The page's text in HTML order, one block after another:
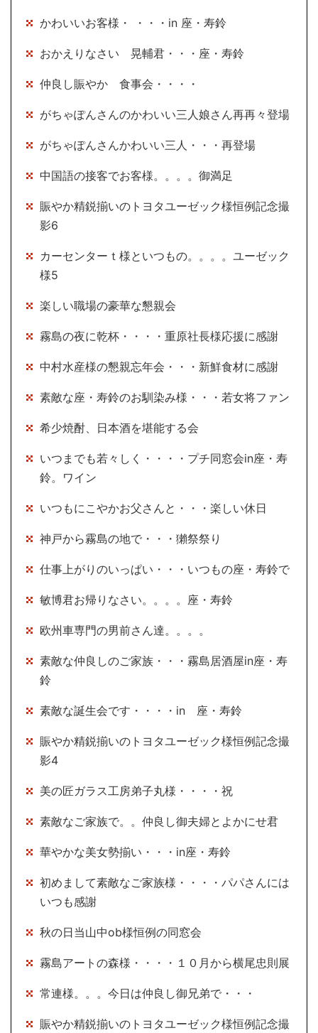
かわいいお客様・ ・・・in 座・寿鈴
おかえりなさい 晃輔君・・・座・寿鈴
仲良し賑やか 食事会・・・・
がちゃぽんさんのかわいい三人娘さん再再々登場
がちゃぽんさんかわいい三人・・・再登場
中国語の接客でお客様。。。。御満足
賑やか精鋭揃いのトヨタユーゼック様恒例記念撮
影6
カーセンターｔ様といつもの。。。。ユーゼック
様5
楽しい職場の豪華な懇親会
霧島の夜に乾杯・・・・重原社長様応援に感謝
中村水産様の懇親忘年会・・・新鮮食材に感謝
素敵な座・寿鈴のお馴染み様・・・若女将ファン
希少焼酎、日本酒を堪能する会
いつまでも若々しく・・・・プチ同窓会in座・寿
鈴。ワイン
いつもにこやかお父さんと・・・楽しい休日
神戸から霧島の地で・・・獺祭祭り
仕事上がりのいっぱい・・・いつもの座・寿鈴で
敏博君お帰りなさい。。。。座・寿鈴
欧州車専門の男前さん達。。。。
素敵な仲良しのご家族・・・霧島居酒屋in座・寿
鈴
素敵な誕生会です・・・・in 座・寿鈴
賑やか精鋭揃いのトヨタユーゼック様恒例記念撮
影4
美の匠ガラス工房弟子丸様・・・・祝
素敵なご家族で。。仲良し御夫婦とよかにせ君
華やかな美女勢揃い・・・in座・寿鈴
初めまして素敵なご家族様・・・・パパさんには
いつも感謝
秋の日当山中ob様恒例の同窓会
霧島アートの森様・・・・１０月から横尾忠則展
常連様。。。今日は仲良し御兄弟で・・・
賑やか精鋭揃いのトヨタユーゼック様恒例記念撮